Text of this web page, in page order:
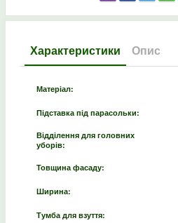
Характеристики Опис
Матеріал:
Підставка під парасольки:
Відділення для головних
уборів:
Товщина фасаду:
Ширина:
Тумба для взуття: